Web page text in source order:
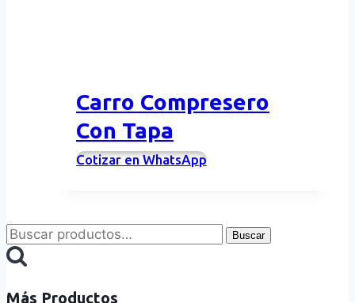
Carro Compresero
Con Tapa
Cotizar en WhatsApp
Buscar
por:
Buscar
Más Productos